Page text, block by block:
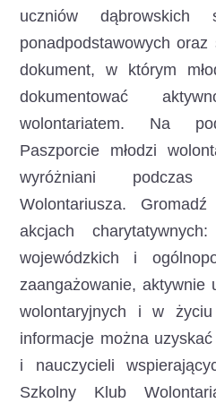
uczniów dąbrowskich
ponadpodstawowych
dokument, w którym
dokumentować
wolontariatem. Na
Paszporcie młodzi
wyróżniani
Wolontariusza.
akcjach
wojewódzkich i
zaangażowanie, aktywnie
wolontaryjnych i w życiu
informacje można
i nauczycieli
Szkolny Klub